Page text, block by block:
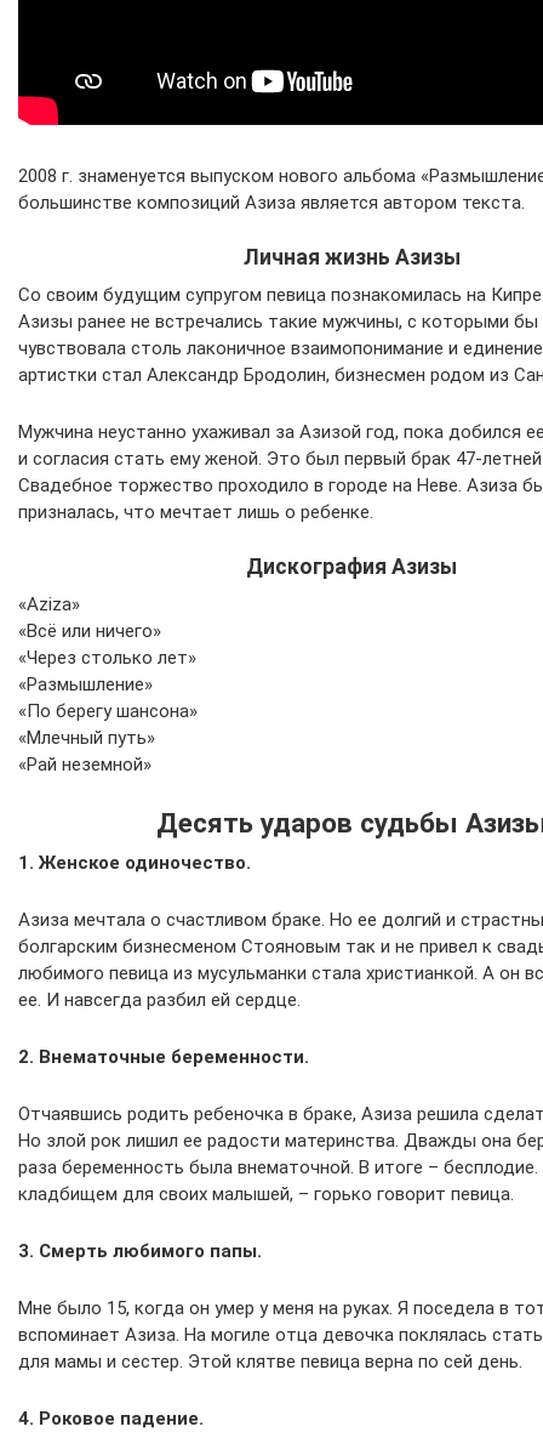
2008 г. знаменуется выпуском нового альбома
большинстве композиций Азиза является автором текста.
Личная жизнь Азизы
Со своим будущим супругом певица познакомилась на
Азизы ранее не встречались такие мужчины, с которыми
чувствовала столь лаконичное взаимопонимание и
артистки стал Александр Бродолин, бизнесмен родом из
Мужчина неустанно ухаживал за Азизой год, пока добился
и согласия стать ему женой. Это был первый брак 47-
Свадебное торжество проходило в городе на Неве. Азиза
призналась, что мечтает лишь о ребенке.
Дискография Азизы
«Aziza»
«Всё или ничего»
«Через столько лет»
«Размышление»
«По берегу шансона»
«Млечный путь»
«Рай неземной»
Десять ударов судьбы
1. Женское одиночество.
Азиза мечтала о счастливом браке. Но ее долгий и
болгарским бизнесменом Стояновым так и не привел к
любимого певица из мусульманки стала христианкой. А он
ее. И навсегда разбил ей сердце.
2. Внематочные беременности.
Отчаявшись родить ребеночка в браке, Азиза решила
Но злой рок лишил ее радости материнства. Дважды она
раза беременность была внематочной. В итоге –
кладбищем для своих малышей, – горько говорит певица.
3. Смерть любимого папы.
Мне было 15, когда он умер у меня на руках. Я поседела в
вспоминает Азиза. На могиле отца девочка поклялась
для мамы и сестер. Этой клятве певица верна по сей день.
4. Роковое падение.